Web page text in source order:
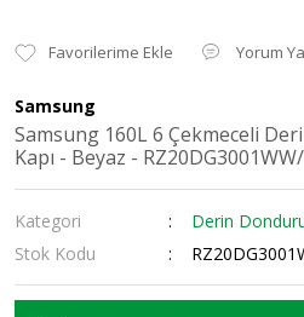
Yorum
Samsung
Samsung 160L 6 Çekmeceli
Kapı - Beyaz -
Kategori
Derin
Stok Kodu